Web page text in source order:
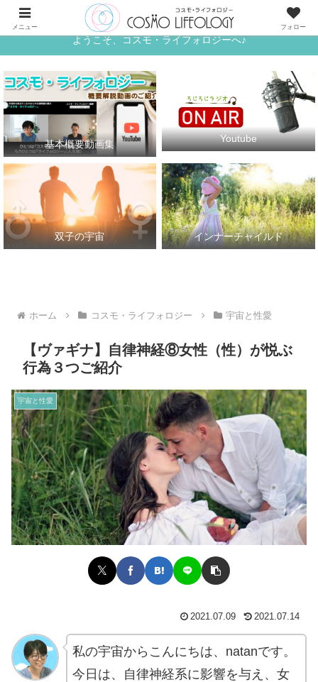
《ワタシ》と《アナタ》がめぐる、宇宙的な恋人たちの世界へ
ようこそ、コスモ・ライフォロジーへ♪
基本概要動画集
Youtube
双子の宇宙 インナーチャイルド
ホーム コスモ・ライフォロジー 宇宙と性愛
【ヴァギナ】自律神経⑧女性（性）が悦ぶ
行為３つご紹介
宇宙と性愛
2021.07.09 2021.07.14
私の宇宙からこんにちは、natanです。
今日は、自律神経系に影響を与え、女
メニュー フォロー